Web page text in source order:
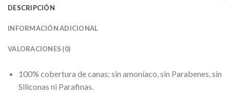
DESCRIPCIÓN
INFORMACIÓN ADICIONAL
VALORACIONES (0)
100% cobertura de canas; sin amoníaco, sin Parabenes, sin
Siliconas ni Parafinas.